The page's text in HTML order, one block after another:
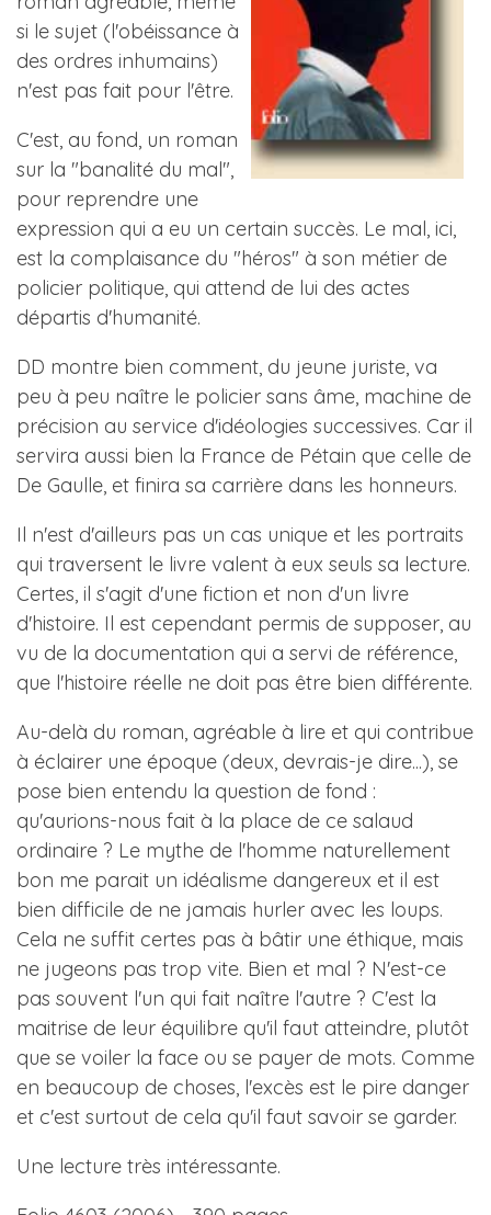
si le sujet (l'obéissance à
des ordres inhumains)
n'est pas fait pour l'être.
C'est, au fond, un roman
sur la "banalité du mal",
pour reprendre une
expression qui a eu un certain succès. Le mal, ici,
est la complaisance du "héros" à son métier de
policier politique, qui attend de lui des actes
départis d'humanité.
DD montre bien comment, du jeune juriste, va
peu à peu naître le policier sans âme, machine de
précision au service d'idéologies successives. Car il
servira aussi bien la France de Pétain que celle de
De Gaulle, et finira sa carrière dans les honneurs.
Il n'est d'ailleurs pas un cas unique et les portraits
qui traversent le livre valent à eux seuls sa lecture.
Certes, il s'agit d'une fiction et non d'un livre
d'histoire. Il est cependant permis de supposer, au
vu de la documentation qui a servi de référence,
que l'histoire réelle ne doit pas être bien différente.
Au-delà du roman, agréable à lire et qui contribue
à éclairer une époque (deux, devrais-je dire...), se
pose bien entendu la question de fond :
qu'aurions-nous fait à la place de ce salaud
ordinaire ? Le mythe de l'homme naturellement
bon me parait un idéalisme dangereux et il est
bien difficile de ne jamais hurler avec les loups.
Cela ne suffit certes pas à bâtir une éthique, mais
ne jugeons pas trop vite. Bien et mal ? N'est-ce
pas souvent l'un qui fait naître l'autre ? C'est la
maitrise de leur équilibre qu'il faut atteindre, plutôt
que se voiler la face ou se payer de mots. Comme
en beaucoup de choses, l'excès est le pire danger
et c'est surtout de cela qu'il faut savoir se garder.
Une lecture très intéressante.